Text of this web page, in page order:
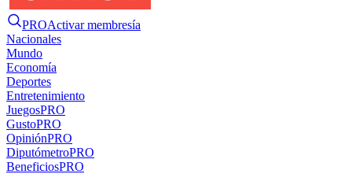
PROActivar membresía
Nacionales
Mundo
Economía
Deportes
Entretenimiento
JuegosPRO
GustoPRO
OpiniónPRO
DiputómetroPRO
BeneficiosPRO